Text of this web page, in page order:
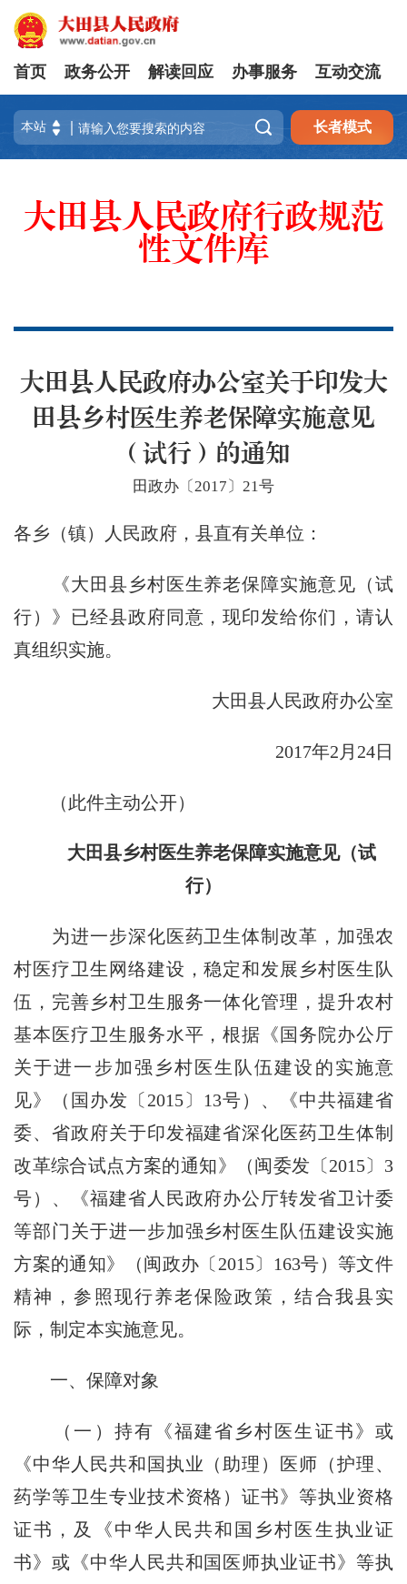
首页 政务公开 解读回应 办事服务 互动交流
 长者模式
大田县人民政府行政规范
性文件库
大田县人民政府办公室关于印发大
田县乡村医生养老保障实施意见
（试行）的通知
田政办〔2017〕21号
各乡（镇）人民政府，县直有关单位：
《大田县乡村医生养老保障实施意见（试
行）》已经县政府同意，现印发给你们，请认
真组织实施。
大田县人民政府办公室
2017年2月24日
（此件主动公开）
大田县乡村医生养老保障实施意见（试
行）
为进一步深化医药卫生体制改革，加强农
村医疗卫生网络建设，稳定和发展乡村医生队
伍，完善乡村卫生服务一体化管理，提升农村
基本医疗卫生服务水平，根据《国务院办公厅
关于进一步加强乡村医生队伍建设的实施意
见》（国办发〔2015〕13号）、《中共福建省
委、省政府关于印发福建省深化医药卫生体制
改革综合试点方案的通知》（闽委发〔2015〕3
号）、《福建省人民政府办公厅转发省卫计委
等部门关于进一步加强乡村医生队伍建设实施
方案的通知》（闽政办〔2015〕163号）等文件
精神，参照现行养老保险政策，结合我县实
际，制定本实施意见。
一、保障对象
（一）持有《福建省乡村医生证书》或
《中华人民共和国执业（助理）医师（护理、
药学等卫生专业技术资格）证书》等执业资格
证书，及《中华人民共和国乡村医生执业证
书》或《中华人民共和国医师执业证书》等执